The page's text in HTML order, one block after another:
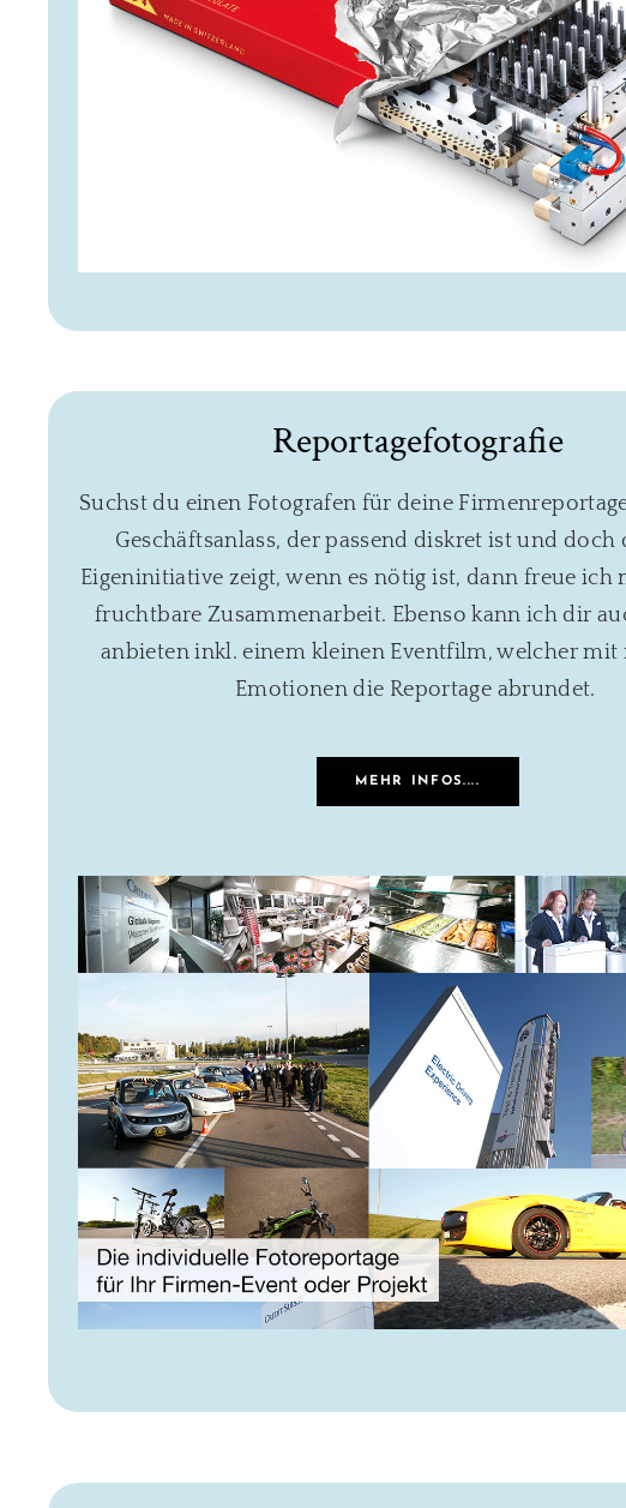
Reportagefotografie
Suchst du einen Fotografen für deine
Geschäftsanlass, der passend diskret ist und doch
Eigeninitiative zeigt, wenn es nötig ist, dann freue ich
fruchtbare Zusammenarbeit. Ebenso kann ich dir
anbieten inkl. einem kleinen Eventfilm, welcher mit
Emotionen die Reportage abrundet.
MEHR INFOS....